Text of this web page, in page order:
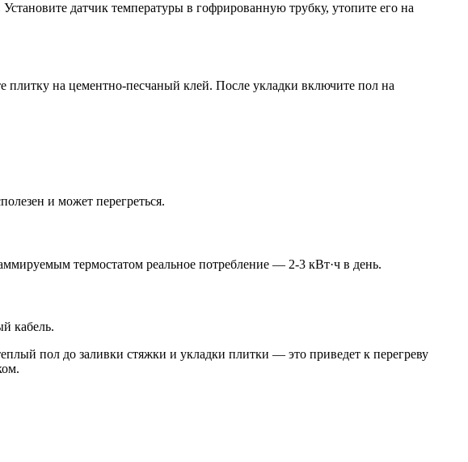
датчик температуры в гофрированную трубку, утопите его на
на цементно-песчаный клей. После укладки включите пол на
и может перегреться.
термостатом реальное потребление — 2-3 кВт·ч в день.
кабель.
пол до заливки стяжки и укладки плитки — это приведет к перегреву